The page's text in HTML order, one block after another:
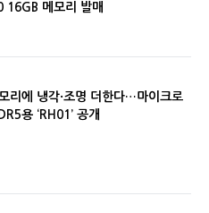
16GB 메모리 발매
리에 냉각·조명 더한다…마이크로
용 ‘RH01’ 공개